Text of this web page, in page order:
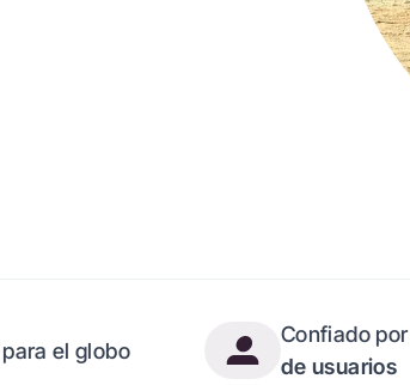
para el globo
Confiado por
de usuarios